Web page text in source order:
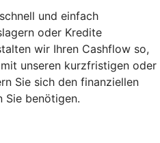
und einfach
oder Kredite
wir Ihren Cashflow so,
unseren kurzfristigen oder
Sie sich den finanziellen
Sie benötigen.